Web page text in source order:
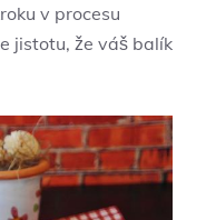
v procesu
jistotu, že váš balík